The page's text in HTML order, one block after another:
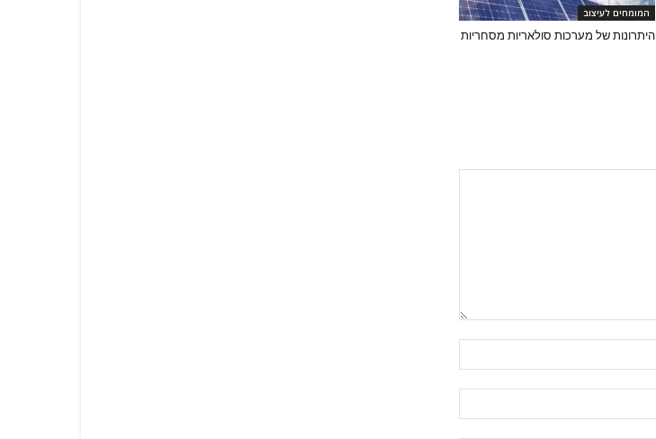
המומחים לעיצוב
היתרונות של מערכות סולאריות מסחריות